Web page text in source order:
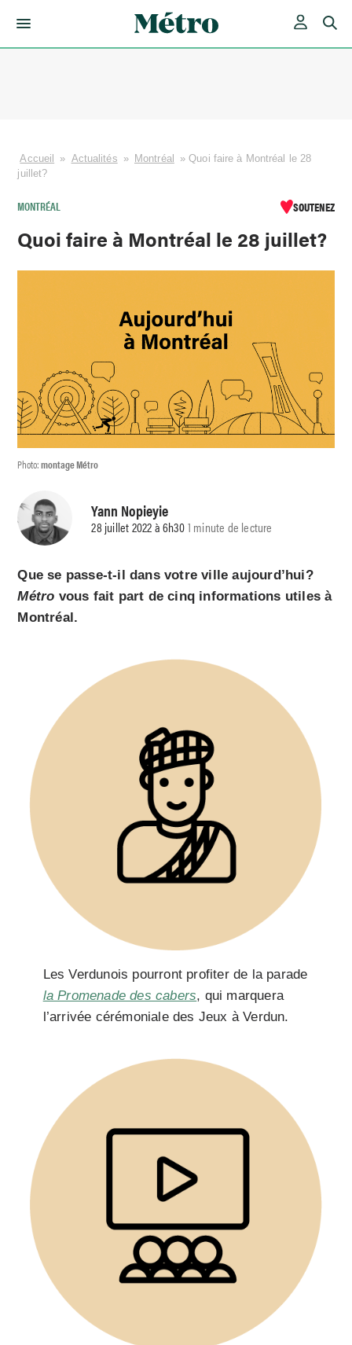
Accueil » Actualités » Montréal »Quoi faire à Montréal le 28
juillet?
MONTRÉAL SOUTENEZ
Quoi faire à Montréal le 28 juillet?
Photo:montage Métro
Yann Nopieyie
28 juillet 2022 à 6h301 minute de lecture
Que se passe-t-il dans votre ville aujourd’hui?
Métro vous fait part de cinq informations utiles à
Montréal.
Les Verdunois pourront profiter de la parade
la Promenade des cabers, qui marquera
l’arrivée cérémoniale des Jeux à Verdun.